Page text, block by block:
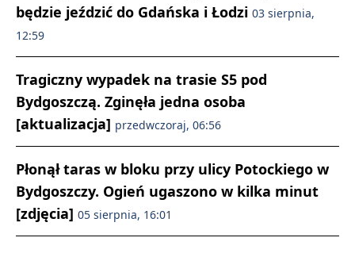
będzie jeździć do Gdańska i Łodzi 03 sierpnia,
12:59
Tragiczny wypadek na trasie S5 pod
Bydgoszczą. Zginęła jedna osoba
[aktualizacja] przedwczoraj, 06:56
Płonął taras w bloku przy ulicy Potockiego w
Bydgoszczy. Ogień ugaszono w kilka minut
[zdjęcia] 05 sierpnia, 16:01